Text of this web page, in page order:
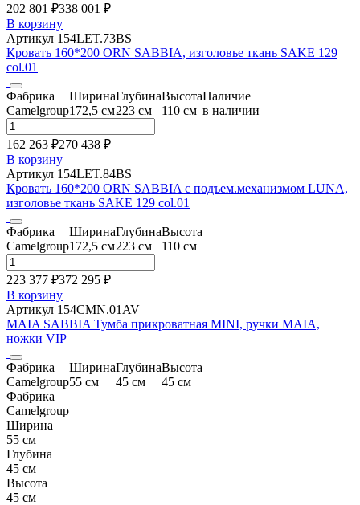
202 801 ₽338 001 ₽
В корзину
Артикул 154LET.73BS
Кровать 160*200 ORN SABBIA, изголовье ткань SAKE 129
col.01
Фабрика
Camelgroup
Ширина
172,5 см
Глубина
223 см
Высота
110 см
Наличие
в наличии
162 263 ₽270 438 ₽
В корзину
Артикул 154LET.84BS
Кровать 160*200 ORN SABBIA с подъем.механизмом LUNA,
изголовье ткань SAKE 129 col.01
Фабрика
Camelgroup
Ширина
172,5 см
Глубина
223 см
Высота
110 см
223 377 ₽372 295 ₽
В корзину
Артикул 154CMN.01AV
MAIA SABBIA Тумба прикроватная MINI, ручки MAIA,
ножки VIP
Фабрика
Camelgroup
Ширина
55 см
Глубина
45 см
Высота
45 см
Фабрика
Camelgroup
Ширина
55 см
Глубина
45 см
Высота
45 см